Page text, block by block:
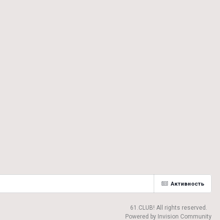
Активность
61.CLUB! All rights reserved.
Powered by Invision Community